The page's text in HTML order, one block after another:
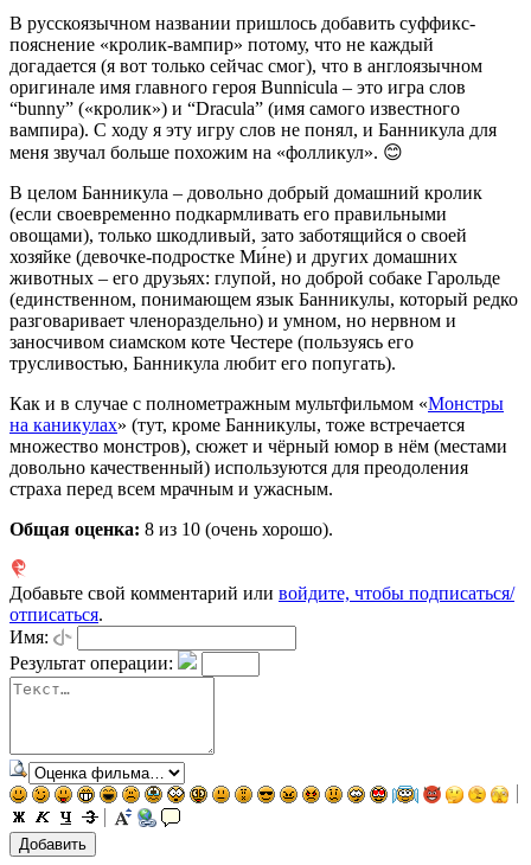
В русскоязычном названии пришлось добавить суффикс-
пояснение «кролик-вампир» потому, что не каждый
догадается (я вот только сейчас смог), что в англоязычном
оригинале имя главного героя Bunnicula – это игра слов
“bunny” («кролик») и “Dracula” (имя самого известного
вампира). С ходу я эту игру слов не понял, и Банникула для
меня звучал больше похожим на «фолликул». 😊
В целом Банникула – довольно добрый домашний кролик
(если своевременно подкармливать его правильными
овощами), только шкодливый, зато заботящийся о своей
хозяйке (девочке-подростке Ми́не) и других домашних
животных – его друзьях: глупой, но доброй собаке Гарольде
(единственном, понимающем язык Банникулы, который редко
разговаривает членораздельно) и умном, но нервном и
заносчивом сиамском коте Честере (пользуясь его
трусливостью, Банникула любит его попугать).
Как и в случае с полнометражным мультфильмом «Монстры
на каникулах» (тут, кроме Банникулы, тоже встречается
множество монстров), сюжет и чёрный юмор в нём (местами
довольно качественный) используются для преодоления
страха перед всем мрачным и ужасным.
Общая оценка: 8 из 10 (очень хорошо).
Добавьте свой комментарий или войдите, чтобы подписаться/
отписаться.
Имя:
Результат операции: